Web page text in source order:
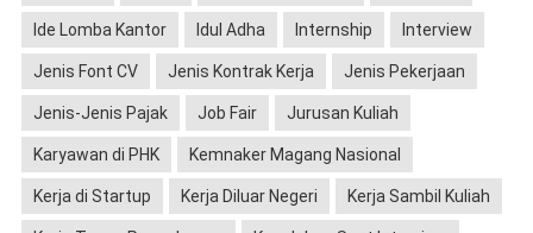
Ide Lomba Kantor Idul Adha Internship Interview
Jenis Font CV Jenis Kontrak Kerja Jenis Pekerjaan
Jenis-Jenis Pajak Job Fair Jurusan Kuliah
Karyawan di PHK Kemnaker Magang Nasional
Kerja di Startup Kerja Diluar Negeri Kerja Sambil Kuliah